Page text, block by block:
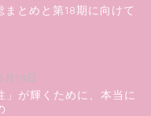
まとめと第18期に向けて
18日
」が輝くために、本当に